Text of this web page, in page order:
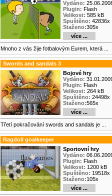
Vydáno:
Plugin: Flash
Velikost: 585 kB
Spuštěno: 42836x
Staženo:305x
více ...
Mnoho z vás žije fotbalovým Eurem, která ...
Swords and sandals 3
Bojové hry
Vydáno:
Plugin: Flash
Velikost: 264 kB
Spuštěno: 24498x
Staženo:565x
více ...
Třetí pokračování swords and sandals je ...
Ragdoll goalkeeper
Sportovní hry
Vydáno:
Plugin: Flash
Velikost: 1200 kB
Spuštěno: 19518x
Staženo:105x
více ...